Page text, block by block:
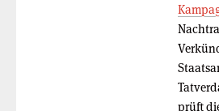
prüft